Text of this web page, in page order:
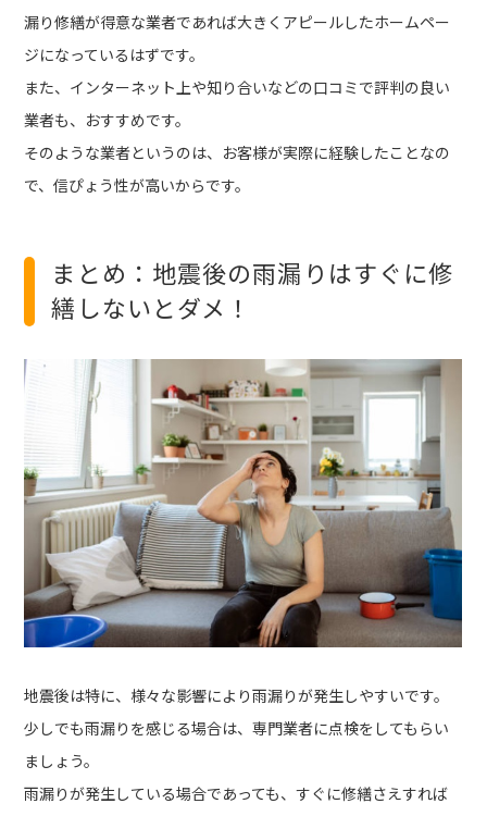
漏り修繕が得意な業者であれば大きくアピールしたホームペー
ジになっているはずです。
また、インターネット上や知り合いなどの口コミで評判の良い
業者も、おすすめです。
そのような業者というのは、お客様が実際に経験したことなの
で、信ぴょう性が高いからです。
まとめ：地震後の雨漏りはすぐに修
繕しないとダメ！
地震後は特に、様々な影響により雨漏りが発生しやすいです。
少しでも雨漏りを感じる場合は、専門業者に点検をしてもらい
ましょう。
雨漏りが発生している場合であっても、すぐに修繕さえすれば